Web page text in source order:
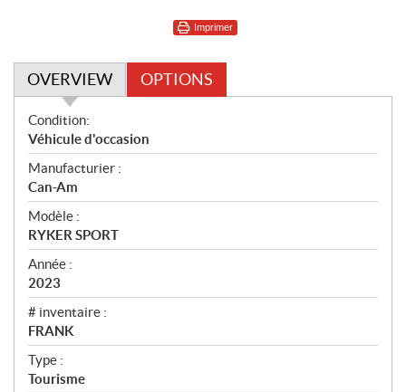
Imprimer
OVERVIEW OPTIONS
O
v
e
r
v
i
e
w
Condition:
Véhicule d'occasion
Manufacturier :
Can-Am
Modèle :
RYKER SPORT
Année :
2023
# inventaire :
FRANK
Type :
Tourisme